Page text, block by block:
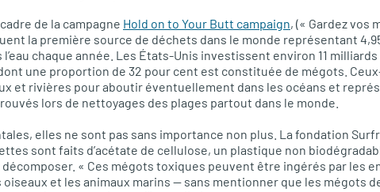
de la campagne Hold on to Your Butt campaign, (« Gardez vos
la première source de déchets dans le monde représentant
chaque année. Les États-Unis investissent environ 11 milliards
une proportion de 32 pour cent est constituée de mégots.
et rivières pour aboutir éventuellement dans les océans et
lors de nettoyages des plages partout dans le monde.
elles ne sont pas sans importance non plus. La fondation
sont faits d’acétate de cellulose, un plastique non
décomposer. « Ces mégots toxiques peuvent être ingérés par les
et les animaux marins — sans mentionner que les mégots